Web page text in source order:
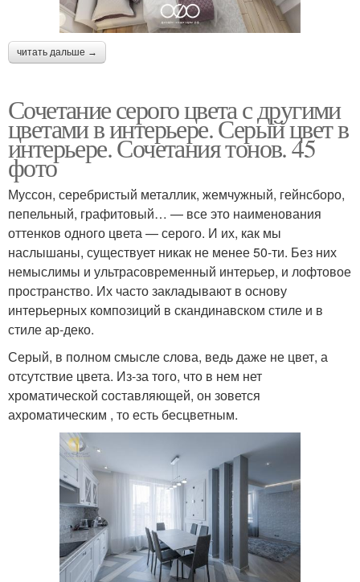
читать дальше →
Сочетание серого цвета с другими
цветами в интерьере. Серый цвет в
интерьере. Сочетания тонов. 45
фото
Муссон, серебристый металлик, жемчужный, гейнсборо,
пепельный, графитовый… — все это наименования
оттенков одного цвета — серого. И их, как мы
наслышаны, существует никак не менее 50-ти. Без них
немыслимы и ультрасовременный интерьер, и лофтовое
пространство. Их часто закладывают в основу
интерьерных композиций в скандинавском стиле и в
стиле ар-деко.
Серый, в полном смысле слова, ведь даже не цвет, а
отсутствие цвета. Из-за того, что в нем нет
хроматической составляющей, он зовется
ахроматическим , то есть бесцветным.